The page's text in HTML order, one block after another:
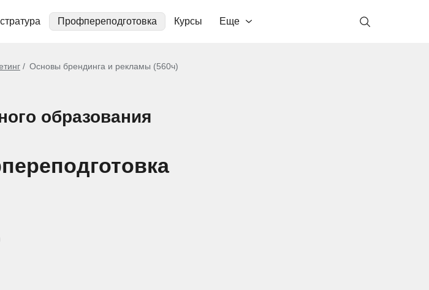
Профпереподготовка Курсы Еще
Основы брендинга и рекламы (560ч)
образования